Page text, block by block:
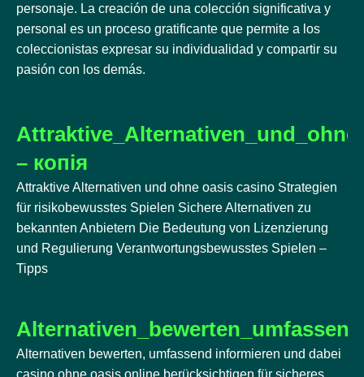
personaje. La creación de una colección significativa y
personal es un proceso gratificante que permite a los
coleccionistas expresar su individualidad y compartir su
pasión con los demás.
– копія
Attraktive Alternativen und ohne oasis casino Strategien
für risikobewusstes Spielen Sichere Alternativen zu
bekannten Anbietern Die Bedeutung von Lizenzierung
und Regulierung Verantwortungsbewusstes Spielen –
Tipps
Alternativen bewerten, umfassend informieren und dabei
casino ohne oasis online berücksichtigen für sicheres